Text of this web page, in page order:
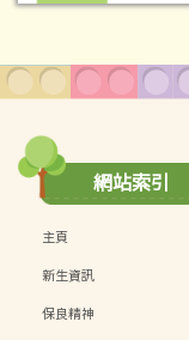
網站索引
主頁
新生資訊
保良精神